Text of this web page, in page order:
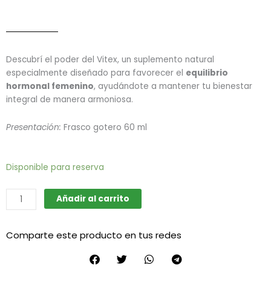
Descubrí el poder del Vitex, un suplemento natural
especialmente diseñado para favorecer el equilibrio
hormonal femenino, ayudándote a mantener tu bienestar
integral de manera armoniosa.
Presentación: Frasco gotero 60 ml
Disponible para reserva
Vitex
Añadir al carrito
Comparte este producto en tus redes